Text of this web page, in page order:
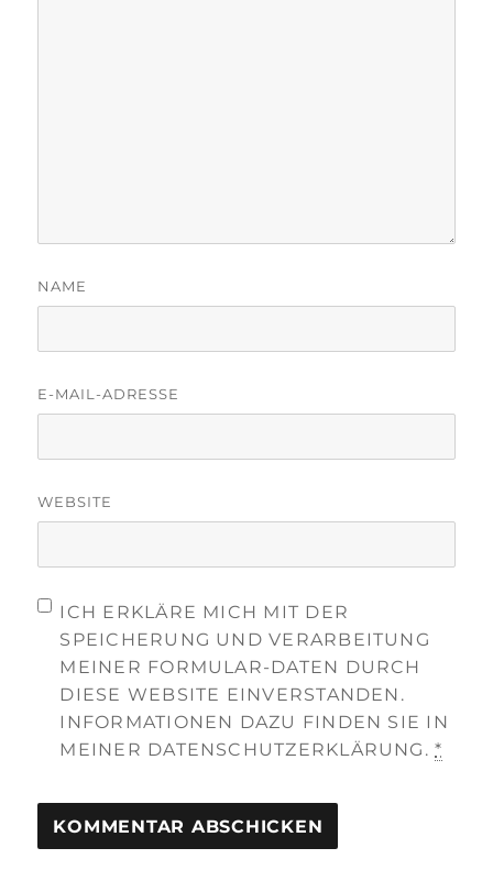
NAME
E-MAIL-ADRESSE
WEBSITE
ICH ERKLÄRE MICH MIT DER
SPEICHERUNG UND VERARBEITUNG
MEINER FORMULAR-DATEN DURCH
DIESE WEBSITE EINVERSTANDEN.
INFORMATIONEN DAZU FINDEN SIE IN
MEINER DATENSCHUTZERKLÄRUNG.*